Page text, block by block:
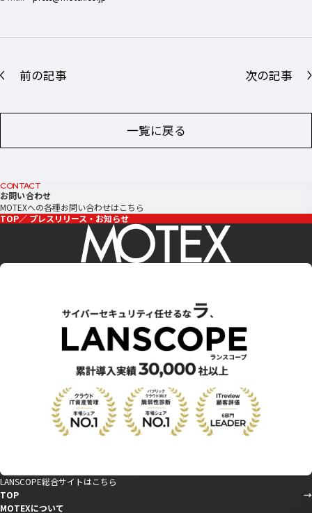
前の記事
一覧に戻る
次の記事
CONTACT
お問い合わせ
MOTEXへの各種お問い合わせはこちら
TOP
プレスリリース・お知らせ
LANSCOPE総合サイトはこちら
TOP
MOTEXについて